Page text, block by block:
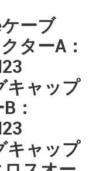
ーブ
ターA：
キャップ
：
キャップ